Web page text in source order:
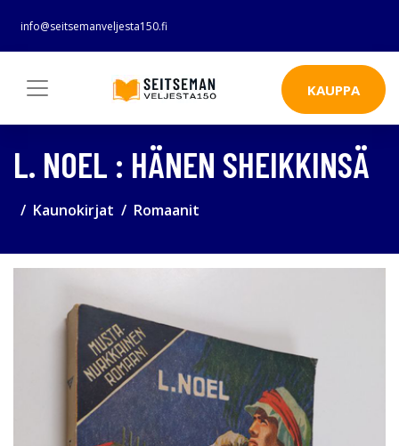
info@seitsemanveljesta150.fi
KAUPPA
L. NOEL : HÄNEN SHEIKKINSÄ
Kaunokirjat Romaanit